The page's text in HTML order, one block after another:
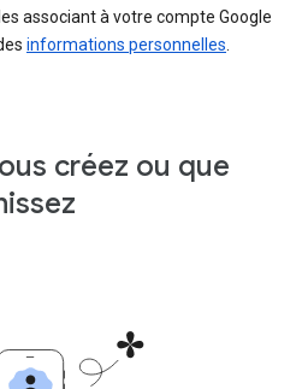
associant à votre compte Google
informations personnelles
créez ou que